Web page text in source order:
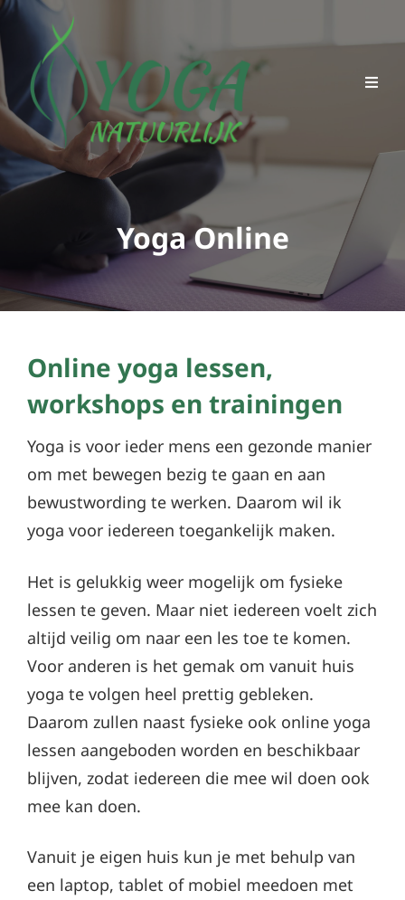
Yoga Online
Online yoga lessen,
workshops en trainingen
Yoga is voor ieder mens een gezonde manier
om met bewegen bezig te gaan en aan
bewustwording te werken. Daarom wil ik
yoga voor iedereen toegankelijk maken.
Het is gelukkig weer mogelijk om fysieke
lessen te geven. Maar niet iedereen voelt zich
altijd veilig om naar een les toe te komen.
Voor anderen is het gemak om vanuit huis
yoga te volgen heel prettig gebleken.
Daarom zullen naast fysieke ook online yoga
lessen aangeboden worden en beschikbaar
blijven, zodat iedereen die mee wil doen ook
mee kan doen.
Vanuit je eigen huis kun je met behulp van
een laptop, tablet of mobiel meedoen met